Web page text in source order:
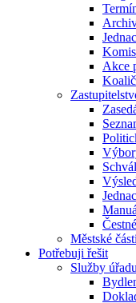
Akce
Městské části
Potřebuji řešit
Služby úřadu